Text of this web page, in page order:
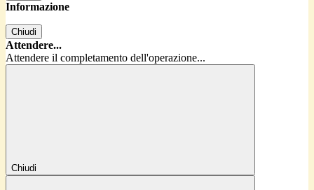
Informazione
Chiudi
Attendere...
Attendere il completamento dell'operazione...
Chiudi